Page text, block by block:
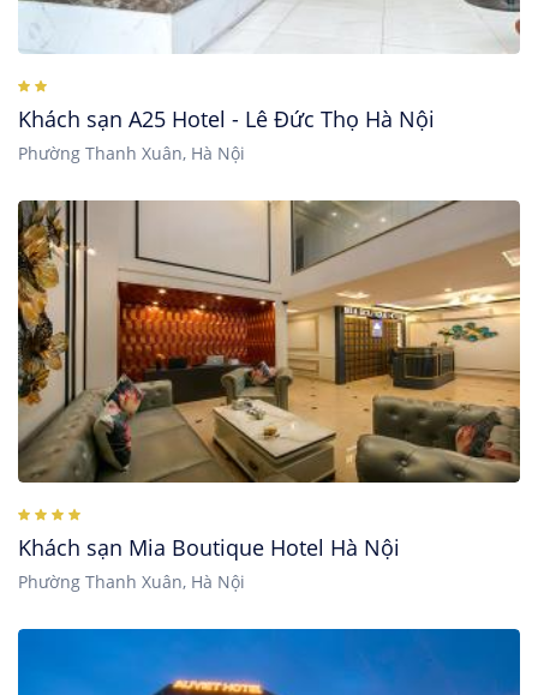
Khách sạn A25 Hotel - Lê Đức Thọ Hà Nội
Phường Thanh Xuân, Hà Nội
Khách sạn Mia Boutique Hotel Hà Nội
Phường Thanh Xuân, Hà Nội